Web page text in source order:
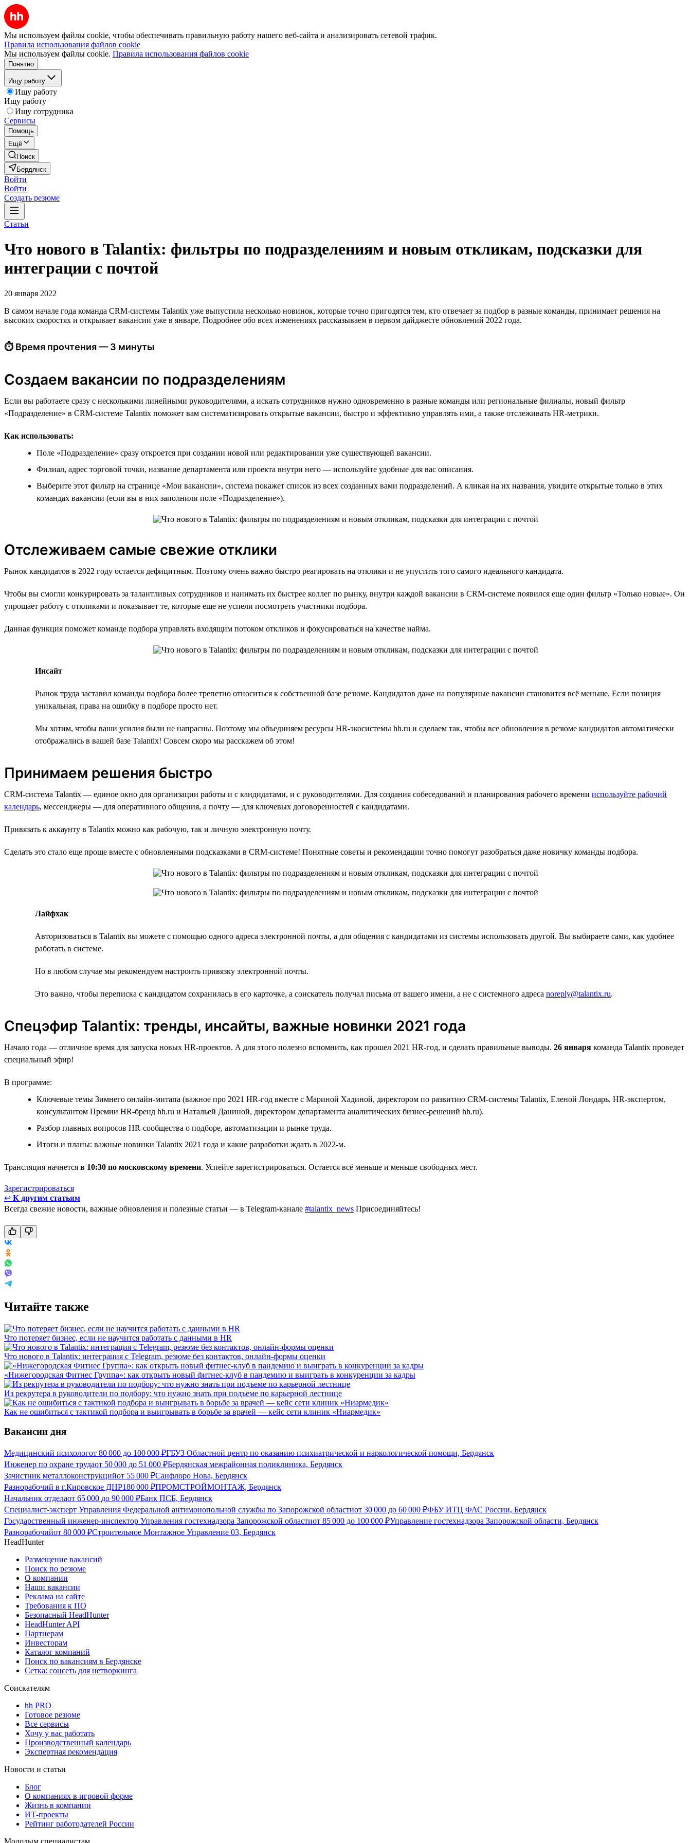
Мы используем файлы cookie, чтобы обеспечивать правильную работу нашего веб-сайта и анализировать сетевой трафик.
Правила использования файлов cookie
Мы используем файлы cookie. Правила использования файлов cookie
Понятно
Ищу работу
Ищу работу
Ищу работу
Ищу сотрудника
Сервисы
Помощь
Ещё
Поиск
Бердянск
Войти
Войти
Создать резюме
Статьи
Что нового в Talantix: фильтры по подразделениям и новым откликам, подсказки для
интеграции с почтой
20 января 2022
В самом начале года команда CRM-системы Talantix уже выпустила несколько новинок, которые точно пригодятся тем, кто отвечает за подбор в разные команды, принимает решения на
высоких скоростях и открывает вакансии уже в январе. Подробнее обо всех изменениях рассказываем в первом дайджесте обновлений 2022 года.
⏱ Время прочтения — 3 минуты
Создаем вакансии по подразделениям
Если вы работаете сразу с несколькими линейными руководителями, а искать сотрудников нужно одновременно в разные команды или региональные филиалы, новый фильтр
«Подразделение» в CRM-системе Talantix поможет вам систематизировать открытые вакансии, быстро и эффективно управлять ими, а также отслеживать HR-метрики.
Как использовать:
Поле «Подразделение» сразу откроется при создании новой или редактировании уже существующей вакансии.
Филиал, адрес торговой точки, название департамента или проекта внутри него — используйте удобные для вас описания.
Выберите этот фильтр на странице «Мои вакансии», система покажет список из всех созданных вами подразделений. А кликая на их названия, увидите открытые только в этих
командах вакансии (если вы в них заполнили поле «Подразделение»).
Отслеживаем самые свежие отклики
Рынок кандидатов в 2022 году остается дефицитным. Поэтому очень важно быстро реагировать на отклики и не упустить того самого идеального кандидата.
Чтобы вы смогли конкурировать за талантливых сотрудников и нанимать их быстрее коллег по рынку, внутри каждой вакансии в CRM-системе появился еще один фильтр «Только новые». Он
упрощает работу с откликами и показывает те, которые еще не успели посмотреть участники подбора.
Данная функция поможет команде подбора управлять входящим потоком откликов и фокусироваться на качестве найма.
Инсайт
Рынок труда заставил команды подбора более трепетно относиться к собственной базе резюме. Кандидатов даже на популярные вакансии становится всё меньше. Если позиция
уникальная, права на ошибку в подборе просто нет.
Мы хотим, чтобы ваши усилия были не напрасны. Поэтому мы объединяем ресурсы HR-экосистемы hh.ru и сделаем так, чтобы все обновления в резюме кандидатов автоматически
отображались в вашей базе Talantix! Совсем скоро мы расскажем об этом!
Принимаем решения быстро
CRM-система Talantix — единое окно для организации работы и с кандидатами, и с руководителями. Для создания собеседований и планирования рабочего времени используйте рабочий
календарь, мессенджеры — для оперативного общения, а почту — для ключевых договоренностей с кандидатами.
Привязать к аккаунту в Talantix можно как рабочую, так и личную электронную почту.
Сделать это стало еще проще вместе с обновленными подсказками в CRM-системе! Понятные советы и рекомендации точно помогут разобраться даже новичку команды подбора.
Лайфхак
Авторизоваться в Talantix вы можете с помощью одного адреса электронной почты, а для общения с кандидатами из системы использовать другой. Вы выбираете сами, как удобнее
работать в системе.
Но в любом случае мы рекомендуем настроить привязку электронной почты.
Это важно, чтобы переписка с кандидатом сохранилась в его карточке, а соискатель получал письма от вашего имени, а не с системного адреса noreply@talantix.ru.
Спецэфир Talantiх: тренды, инсайты, важные новинки 2021 года
Начало года — отличное время для запуска новых HR-проектов. А для этого полезно вспомнить, как прошел 2021 HR-год, и сделать правильные выводы. 26 января команда Talantix проведет
специальный эфир!
В программе:
Ключевые темы Зимнего онлайн-митапа (важное про 2021 HR-год вместе с Мариной Хадиной, директором по развитию CRM-системы Talantix, Еленой Лондарь, HR-экспертом,
консультантом Премии HR-бренд hh.ru и Натальей Даниной, директором департамента аналитических бизнес-решений hh.ru).
Разбор главных вопросов HR-сообщества о подборе, автоматизации и рынке труда.
Итоги и планы: важные новинки Talantix 2021 года и какие разработки ждать в 2022-м.
Трансляция начнется в 10:30 по московскому времени. Успейте зарегистрироваться. Остается всё меньше и меньше свободных мест.
Зарегистрироваться
↩ К другим статьям
Всегда свежие новости, важные обновления и полезные статьи — в Telegram-канале #talantix_news Присоединяйтесь!
Читайте также
Что потеряет бизнес, если не научится работать с данными в HR
Что нового в Talantix: интеграция с Telegram, резюме без контактов, онлайн-формы оценки
«Нижегородская Фитнес Группа»: как открыть новый фитнес-клуб в пандемию и выиграть в конкуренции за кадры
Из рекрутера в руководители по подбору: что нужно знать при подъеме по карьерной лестнице
Как не ошибиться с тактикой подбора и выигрывать в борьбе за врачей — кейс сети клиник «Ниармедик»
Вакансии дня
Медицинский психологот 80 000 до 100 000 ₽ГБУЗ Областной центр по оказанию психиатрической и наркологической помощи, Бердянск
Инженер по охране трудаот 50 000 до 51 000 ₽Бердянская межрайонная поликлиника, Бердянск
Зачистник металлоконструкцийот 55 000 ₽Санфлоро Нова, Бердянск
Разнорабочий в г.Кировское ДНР180 000 ₽ПРОМСТРОЙМОНТАЖ, Бердянск
Начальник отделаот 65 000 до 90 000 ₽Банк ПСБ, Бердянск
Специалист-эксперт Управления Федеральной антимонопольной службы по Запорожской областиот 30 000 до 60 000 ₽ФБУ ИТЦ ФАС России, Бердянск
Государственный инженер-инспектор Управления гостехнадзора Запорожской областиот 85 000 до 100 000 ₽Управление гостехнадзора Запорожской области, Бердянск
Разнорабочийот 80 000 ₽Строительное Монтажное Управление 03, Бердянск
HeadHunter
Размещение вакансий
Поиск по резюме
О компании
Наши вакансии
Реклама на сайте
Требования к ПО
Безопасный HeadHunter
HeadHunter API
Партнерам
Инвесторам
Каталог компаний
Поиск по вакансиям в Бердянске
Сетка: соцсеть для нетворкинга
Соискателям
hh PRO
Готовое резюме
Все сервисы
Хочу у вас работать
Производственный календарь
Экспертная рекомендация
Новости и статьи
Блог
О компаниях в игровой форме
Жизнь в компании
ИТ-проекты
Рейтинг работодателей России